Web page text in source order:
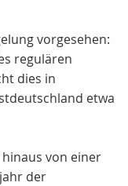
vorgesehen:
regulären
dies in
etwa
von einer
der